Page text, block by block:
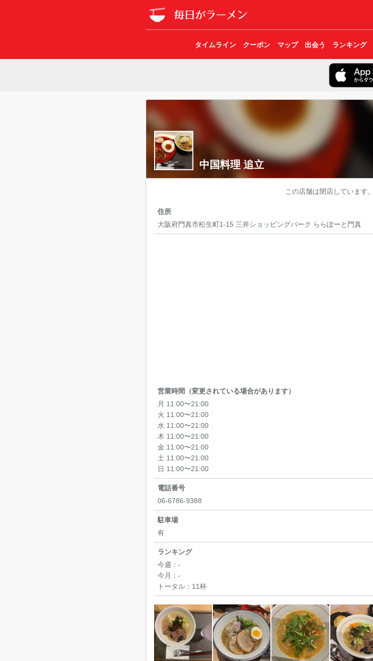
タイムライン クーポン マップ 出会う ランキング
中国料理 追立
この店舗は閉店しています。
住所
大阪府門真市松生町1-15 三井ショッピングパーク ららぽーと門真
営業時間（変更されている場合があります）
月 11:00〜21:00
火 11:00〜21:00
水 11:00〜21:00
木 11:00〜21:00
金 11:00〜21:00
土 11:00〜21:00
日 11:00〜21:00
電話番号
06-6786-9388
駐車場
有
ランキング
今週： -
今月： -
トータル： 11杯